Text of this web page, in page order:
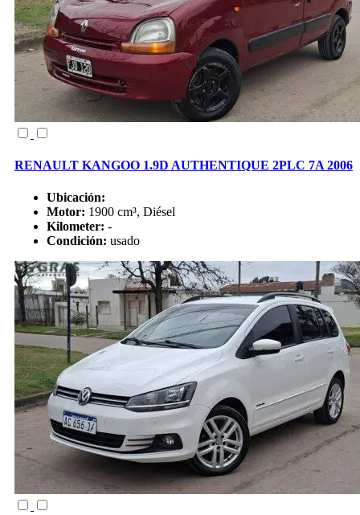
RENAULT KANGOO 1.9D AUTHENTIQUE 2PLC 7A 2006
Ubicación:
Motor: 1900 cm³, Diésel
Kilometer: -
Condición: usado